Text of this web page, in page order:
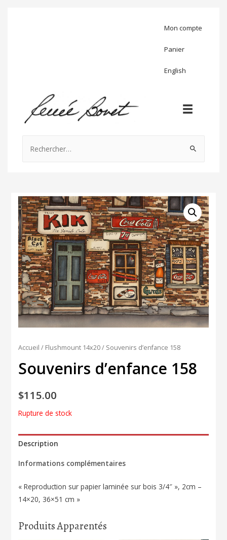
Mon compte
Panier
English
Accueil / Flushmount 14x20/ Souvenirs d’enfance 158
Souvenirs d’enfance 158
$115.00
Rupture de stock
Description
Informations complémentaires
« Reproduction sur papier laminée sur bois 3/4″ », 2cm –
14×20, 36×51 cm »
Produits Apparentés